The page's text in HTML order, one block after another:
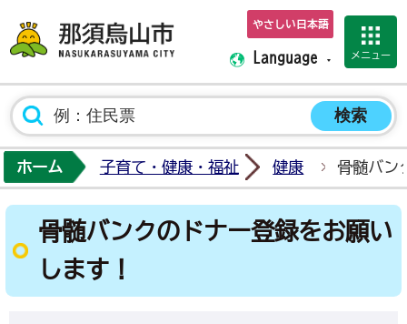
那須烏山市ホーム
やさしい日本語
Language メニュー
ホーム 子育て・健康・福祉 健康 骨髄バン
骨髄バンクのドナー登録をお願い
します！